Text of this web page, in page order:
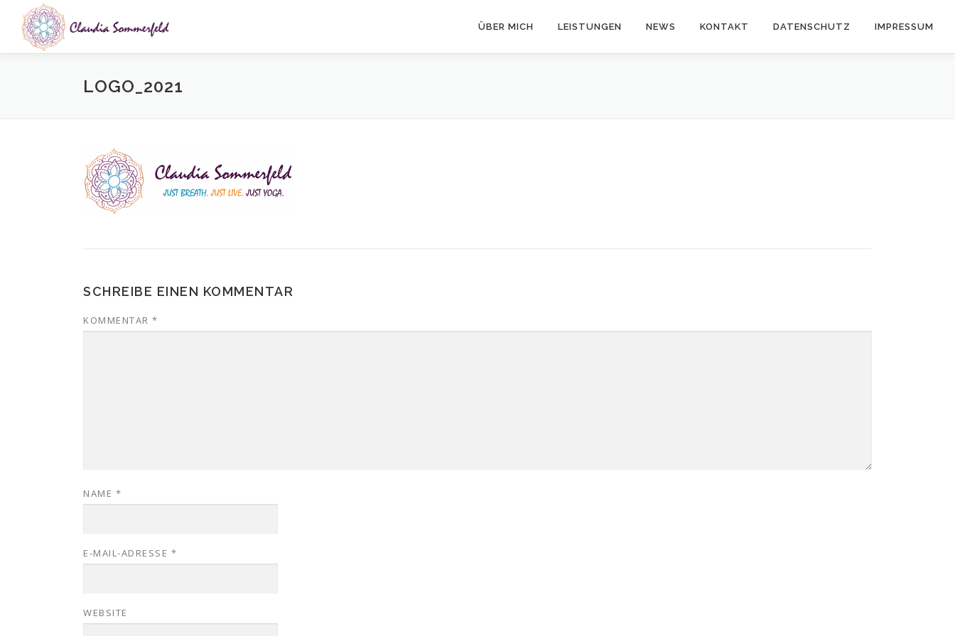
Inhalt
springen
ÜBER MICH LEISTUNGEN NEWS KONTAKT DATENSCHUTZ IMPRESSUM
LOGO_2021
SCHREIBE EINEN KOMMENTAR
KOMMENTAR *
NAME *
E-MAIL-ADRESSE *
WEBSITE